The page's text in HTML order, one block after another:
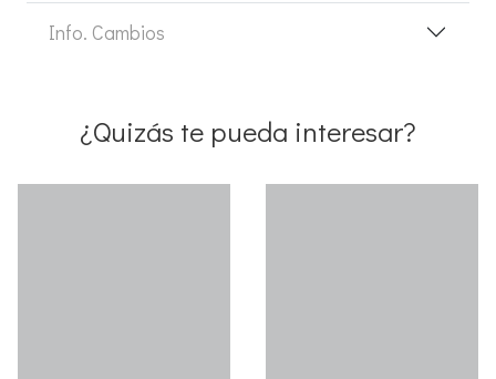
Info. Cambios
¿Quizás te pueda interesar?